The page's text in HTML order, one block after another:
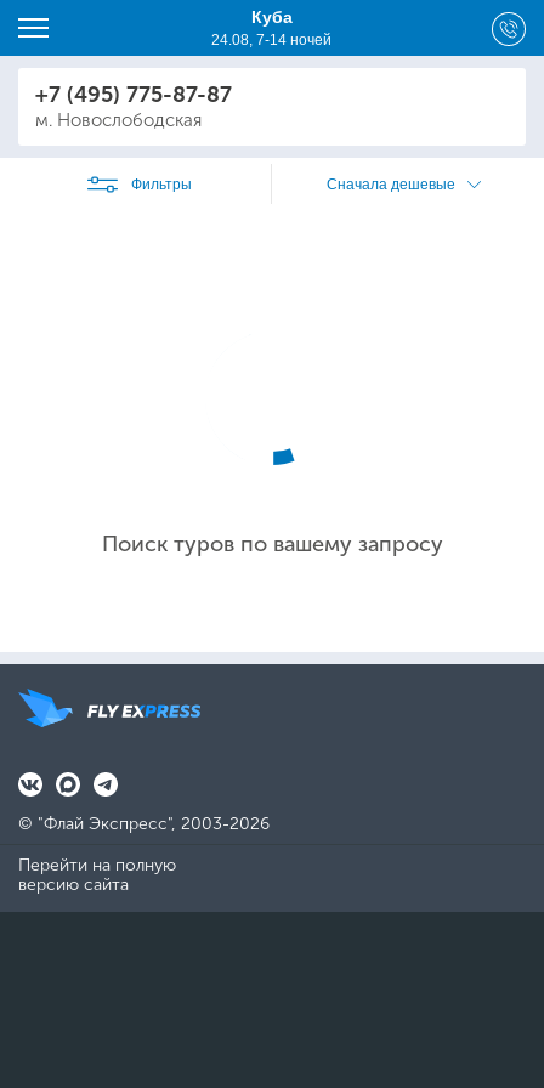
Куба
24.08, 7-14 ночей
+7 (495) 775-87-87
м. Новослободская
Фильтры Сначала дешевые
Поиск туров по вашему запросу
© "Флай Экспресс", 2003-2026
Перейти на полную
версию сайта